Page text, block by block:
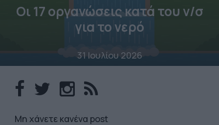
Οι 17 οργανώσεις κατά του ν/σ
για το νερό
31 Ιουλίου 2026
Mη χάνετε κανένα post